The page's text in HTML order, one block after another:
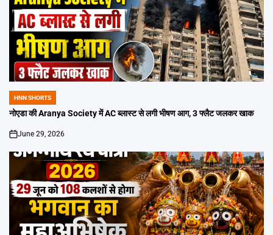
POSTED
IN
HNN SHORTS
नोएडा की Aranya Society में AC ब्लास्ट से लगी भीषण आग, 3 फ्लैट जलकर खाक
on
June 29, 2026